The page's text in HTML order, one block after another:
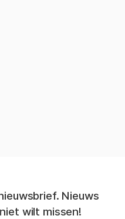
Nieuws
wilt missen!